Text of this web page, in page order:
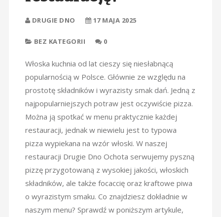
DRUGIE DNO 17 MAJA 2025
BEZ KATEGORII 0
Włoska kuchnia od lat cieszy się niesłabnącą
popularnością w Polsce. Głównie ze względu na
prostotę składników i wyrazisty smak dań. Jedną z
najpopularniejszych potraw jest oczywiście pizza.
Można ją spotkać w menu praktycznie każdej
restauracji, jednak w niewielu jest to typowa
pizza wypiekana na wzór włoski. W naszej
restauracji Drugie Dno Ochota serwujemy pyszną
pizzę przygotowaną z wysokiej jakości, włoskich
składników, ale także focaccię oraz kraftowe piwa
o wyrazistym smaku. Co znajdziesz dokładnie w
naszym menu? Sprawdź w poniższym artykule,